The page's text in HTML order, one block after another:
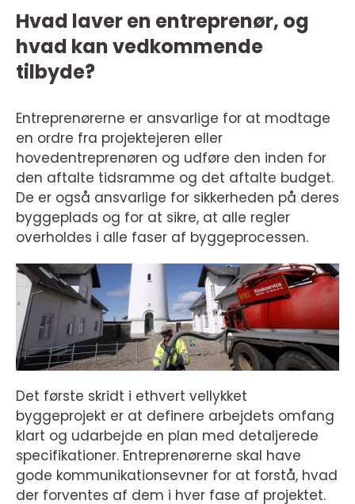
Hvad laver en entreprenør, og
hvad kan vedkommende
tilbyde?
Entreprenørerne er ansvarlige for at modtage
en ordre fra projektejeren eller
hovedentreprenøren og udføre den inden for
den aftalte tidsramme og det aftalte budget.
De er også ansvarlige for sikkerheden på deres
byggeplads og for at sikre, at alle regler
overholdes i alle faser af byggeprocessen.
Det første skridt i ethvert vellykket
byggeprojekt er at definere arbejdets omfang
klart og udarbejde en plan med detaljerede
specifikationer. Entreprenørerne skal have
gode kommunikationsevner for at forstå, hvad
der forventes af dem i hver fase af projektet.